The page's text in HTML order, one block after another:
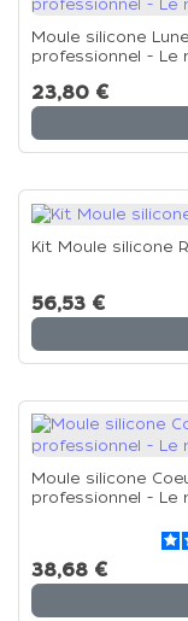
Moule silicone
professionnel - Le
23,80 €
Kit Moule silicone
56,53 €
Moule silicone
professionnel - Le
38,68 €